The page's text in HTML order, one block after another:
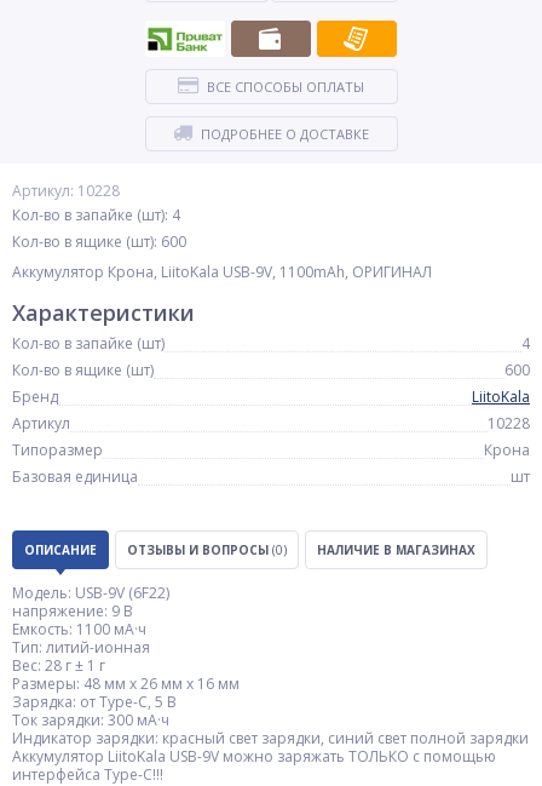
Артикул: 10228
Кол-во в запайке (шт): 4
Кол-во в ящике (шт): 600
Аккумулятор Крона, LiitoKala USB-9V, 1100mAh, ОРИГИНАЛ
ВСЕ СПОСОБЫ ОПЛАТЫ
ПОДРОБНЕЕ О ДОСТАВКЕ
Характеристики
Кол-во в запайке (шт)
4
Кол-во в ящике (шт)
600
Бренд
LiitoKala
Артикул
10228
Типоразмер
Крона
Базовая единица
шт
ОПИСАНИЕ ОТЗЫВЫ И ВОПРОСЫ (0) НАЛИЧИЕ В МАГАЗИНАХ
Модель: USB-9V (6F22)
напряжение: 9 В
Емкость: 1100 мА·ч
Тип: литий-ионная
Вес: 28 г ± 1 г
Размеры: 48 мм x 26 мм x 16 мм
Зарядка: от Type-C, 5 В
Ток зарядки: 300 мА·ч
Индикатор зарядки: красный свет зарядки, синий свет полной зарядки
Аккумулятор LiitoKala USB-9V можно заряжать ТОЛЬКО с помощью
интерфейса Type-C!!!